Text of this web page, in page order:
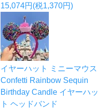
15,074円(税1,370円)
イヤーハット ミニーマウス
Confetti Rainbow Sequin
Birthday Candle イヤーハッ
ト ヘッドバンド